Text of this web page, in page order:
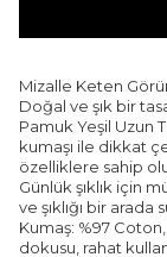
Mizalle Keten
Doğal ve şık bir
Pamuk Yeşil Uzun
kumaşı ile dikkat
özelliklere sahip
Günlük şıklık için
ve şıklığı bir arada
Kumaş: %97
dokusu, rahat